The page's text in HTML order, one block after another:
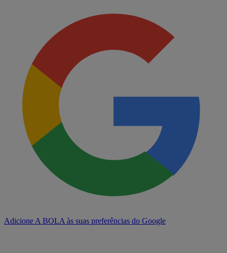
Adicione A BOLA às suas preferências do Google